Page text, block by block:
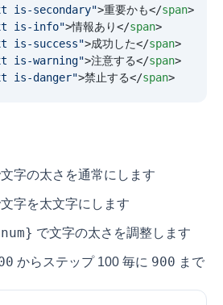
is-secondary">重要かも</span>
is-info">情報あり</span>
is-success">成功した</span>
is-warning">注意する</span>
is-danger">禁止する</span>
字の太さを通常にします
字を太文字にします
で文字の太さを調整します
からステップ 100 毎に 900 まで